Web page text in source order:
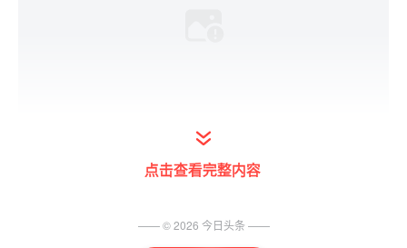
幻兽的所有攻击都是魔法属性，虽然打得比较
点击查看完整内容
—— ©2026 今日头条 ——